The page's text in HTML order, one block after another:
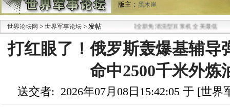
版主： 黑木崖
世界论坛网 > 世界军事论坛 > 发帖· 九阳全新免清洗型豆浆机 全美最低
打红眼了！俄罗斯轰爆基辅导
命中2500千米外炼
送交者: 2026年07月08日15:42:05 于 [世